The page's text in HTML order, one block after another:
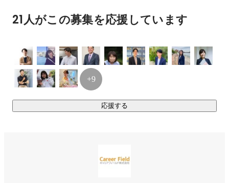
養成スクール事業など、新規事業を次々と展開しています。
21人がこの募集を応援しています
応援する
+9